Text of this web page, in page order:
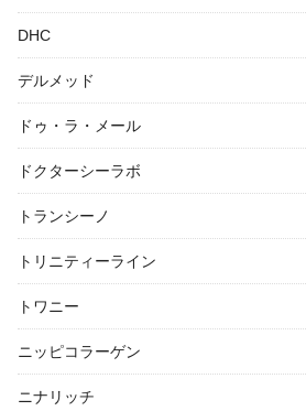
DHC
デルメッド
ドゥ・ラ・メール
ドクターシーラボ
トランシーノ
トリニティーライン
トワニー
ニッピコラーゲン
ニナリッチ